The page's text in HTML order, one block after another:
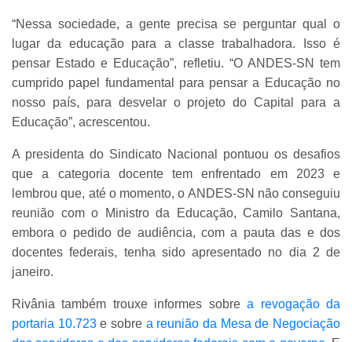
“Nessa sociedade, a gente precisa se perguntar qual o
lugar da educação para a classe trabalhadora. Isso é
pensar Estado e Educação”, refletiu. “O ANDES-SN tem
cumprido papel fundamental para pensar a Educação no
nosso país, para desvelar o projeto do Capital para a
Educação”, acrescentou.
A presidenta do Sindicato Nacional pontuou os desafios
que a categoria docente tem enfrentado em 2023 e
lembrou que, até o momento, o ANDES-SN não conseguiu
reunião com o Ministro da Educação, Camilo Santana,
embora o pedido de audiência, com a pauta das e dos
docentes federais, tenha sido apresentado no dia 2 de
janeiro.
Rivânia também trouxe informes sobrea revogação da
portaria 10.723e sobre a reunião da Mesa de Negociação